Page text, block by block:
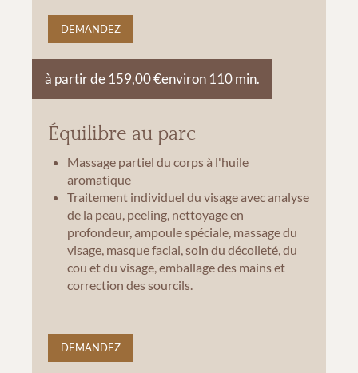
DEMANDEZ
Équilibre au parc
à partir de 159,00 €environ 110 min.
Massage partiel du corps à l'huile
aromatique
Traitement individuel du visage avec analyse
de la peau, peeling, nettoyage en
profondeur, ampoule spéciale, massage du
visage, masque facial, soin du décolleté, du
cou et du visage, emballage des mains et
correction des sourcils.
DEMANDEZ